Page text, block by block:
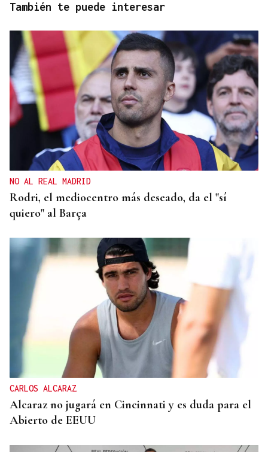
También te puede interesar
NO AL REAL MADRID
Rodri, el mediocentro más deseado, da el "sí
quiero" al Barça
CARLOS ALCARAZ
Alcaraz no jugará en Cincinnati y es duda para el
Abierto de EEUU